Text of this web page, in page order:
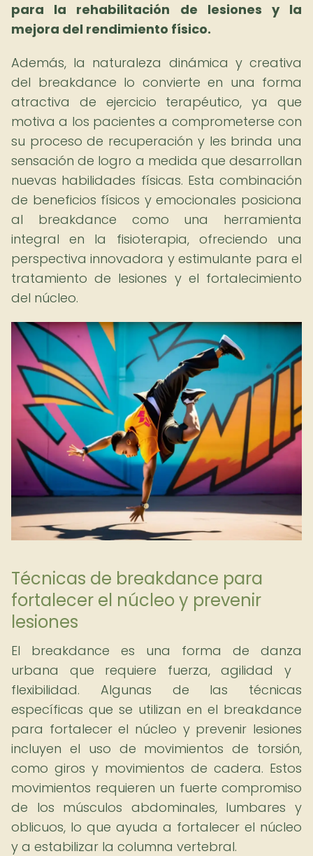
para la rehabilitación de lesiones y la
mejora del rendimiento físico.
Además, la naturaleza dinámica y creativa
del breakdance lo convierte en una forma
atractiva de ejercicio terapéutico, ya que
motiva a los pacientes a comprometerse con
su proceso de recuperación y les brinda una
sensación de logro a medida que desarrollan
nuevas habilidades físicas. Esta combinación
de beneficios físicos y emocionales posiciona
al breakdance como una herramienta
integral en la fisioterapia, ofreciendo una
perspectiva innovadora y estimulante para el
tratamiento de lesiones y el fortalecimiento
del núcleo.
Técnicas de breakdance para
fortalecer el núcleo y prevenir
lesiones
El breakdance es una forma de danza
urbana que requiere fuerza, agilidad y ​​
flexibilidad. Algunas de las técnicas
específicas que se utilizan en el breakdance
para fortalecer el núcleo y prevenir lesiones
incluyen el uso de movimientos de torsión,
como giros y movimientos de cadera. Estos
movimientos requieren un fuerte compromiso
de los músculos abdominales, lumbares y
oblicuos, lo que ayuda a fortalecer el núcleo
y a estabilizar la columna vertebral.